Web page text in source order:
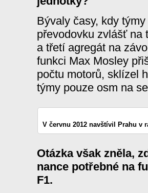
Bývaly časy, kdy
převodovku zvlášť na
a třetí agregát na
funkci Max Mosley
počtu motorů, sklízel
týmy pouze osm na
V červnu 2012 navštívil Prahu v
Otázka však zněla,
nance potřebné na
F1.